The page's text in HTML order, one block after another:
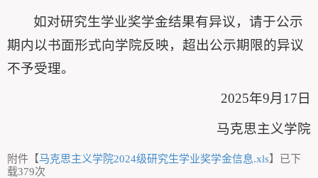
如对研究生学业奖学金结果有异议，请于公示
期内以书面形式向学院反映，超出公示期限的异议
不予受理。
2025年9月17日
马克思主义学院
附件【马克思主义学院2024级研究生学业奖学金信息.xls】已下
载379次